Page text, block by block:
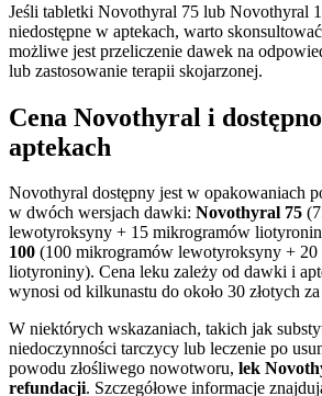
Jeśli tabletki Novothyral 75 lub Novothyral
niedostępne w aptekach, warto
możliwe jest przeliczenie dawek na
lub zastosowanie terapii skojarzonej.
Cena Novothyral i
aptekach
Novothyral dostępny jest w opakowaniach
w dwóch wersjach dawki: Novothyral 75
lewotyroksyny + 15 mikrogramów
100 (100 mikrogramów lewotyroksyny +
liotyroniny). Cena leku zależy od dawki i
wynosi od kilkunastu do około 30 złotych
W niektórych wskazaniach, takich jak
niedoczynności tarczycy lub leczenie po
powodu złośliwego nowotworu, lek
refundacji. Szczegółowe informacje